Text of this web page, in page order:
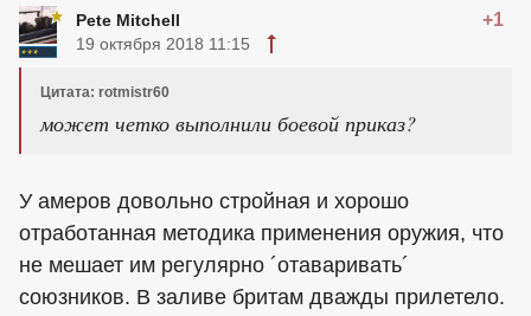
Pete Mitchell +1
19 октября 2018 11:15
Цитата: rotmistr60
может четко выполнили боевой приказ?
У амеров довольно стройная и хорошо
отработанная методика применения оружия, что
не мешает им регулярно ´отаваривать´
союзников. В заливе бритам дважды прилетело.